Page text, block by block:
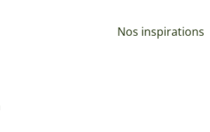
Nos inspirations